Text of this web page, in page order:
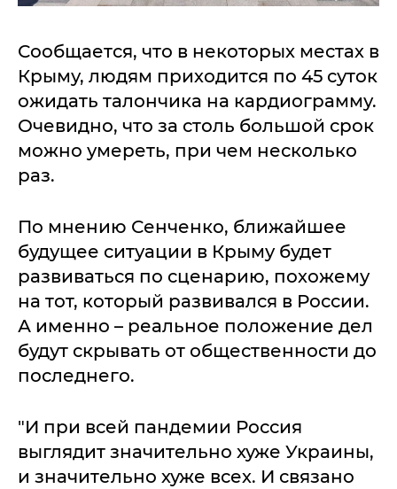
Сообщается, что в некоторых местах в
Крыму, людям приходится по 45 суток
ожидать талончика на кардиограмму.
Очевидно, что за столь большой срок
можно умереть, при чем несколько
раз.
По мнению Сенченко, ближайшее
будущее ситуации в Крыму будет
развиваться по сценарию, похожему
на тот, который развивался в России.
А именно – реальное положение дел
будут скрывать от общественности до
последнего.
"И при всей пандемии Россия
выглядит значительно хуже Украины,
и значительно хуже всех. И связано